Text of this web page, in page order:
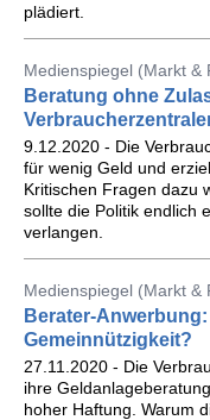
plädiert.
Medienspiegel (Markt &
Beratung ohne
9.12.2020 - Die
für wenig Geld und
Kritischen Fragen dazu
sollte die Politik endlich
verlangen.
Medienspiegel (Markt &
Berater-
Gemeinnützigkeit?
27.11.2020 - Die
ihre
hoher Haftung. Warum